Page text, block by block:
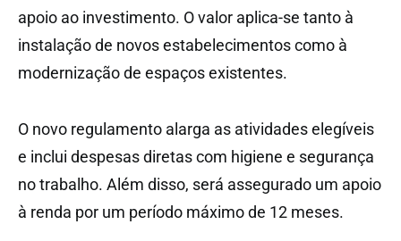
apoio ao investimento. O valor aplica-se tanto à
instalação de novos estabelecimentos como à
modernização de espaços existentes.
O novo regulamento alarga as atividades elegíveis
e inclui despesas diretas com higiene e segurança
no trabalho. Além disso, será assegurado um apoio
à renda por um período máximo de 12 meses.